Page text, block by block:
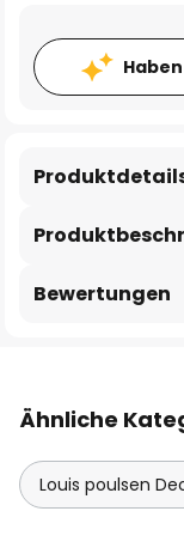
Bewertungen
Ähnliche
Louis poulsen